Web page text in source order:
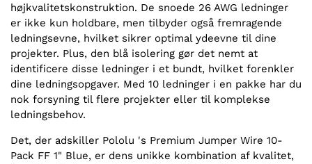
højkvalitetskonstruktion. De snoede 26 AWG ledninger
er ikke kun holdbare, men tilbyder også fremragende
ledningsevne, hvilket sikrer optimal ydeevne til dine
projekter. Plus, den blå isolering gør det nemt at
identificere disse ledninger i et bundt, hvilket forenkler
dine ledningsopgaver. Med 10 ledninger i en pakke har du
nok forsyning til flere projekter eller til komplekse
ledningsbehov.
Det, der adskiller Pololu 's Premium Jumper Wire 10-
Pack FF 1" Blue, er dens unikke kombination af kvalitet,